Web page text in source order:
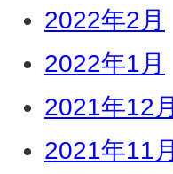
2022年2月
2022年1月
2021年12月
2021年11月